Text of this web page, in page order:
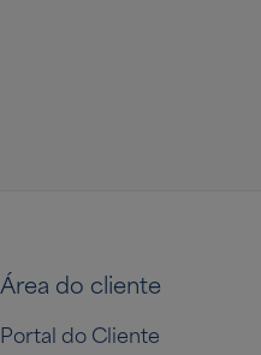
Área do cliente
Portal do Cliente